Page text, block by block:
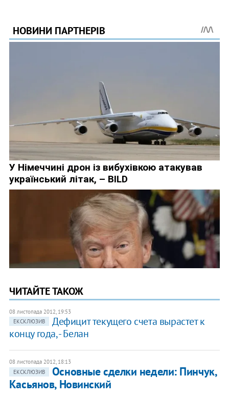
ЧИТАЙТЕ ТАКОЖ
08 листопада 2012, 19:53
ЕКСКЛЮЗИВ
Дефицит текущего счета вырастет к
концу года, - Белан
08 листопада 2012, 18:13
ЕКСКЛЮЗИВ
Основные сделки недели: Пинчук,
Касьянов, Новинский